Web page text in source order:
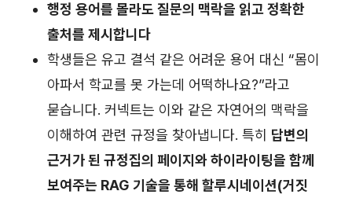
행정 용어를 몰라도 질문의 맥락을 읽고 정확한
출처를 제시합니다
학생들은 유고 결석 같은 어려운 용어 대신 “몸이
아파서 학교를 못 가는데 어떡하나요?”라고
묻습니다. 커넥트는 이와 같은 자연어의 맥락을
이해하여 관련 규정을 찾아냅니다. 특히 답변의
근거가 된 규정집의 페이지와 하이라이팅을 함께
보여주는 RAG 기술을 통해 할루시네이션(거짓